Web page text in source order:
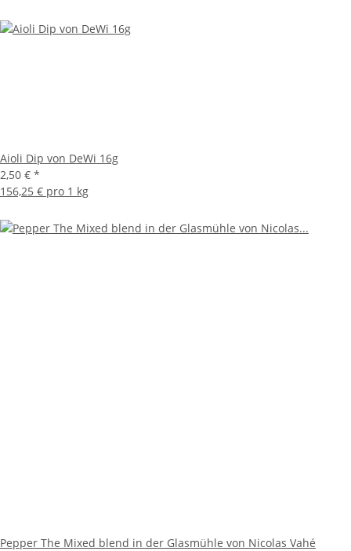
Aioli Dip von DeWi 16g
2,50 € *
156,25 € pro 1 kg
Pepper The Mixed blend in der Glasmühle von Nicolas Vahé